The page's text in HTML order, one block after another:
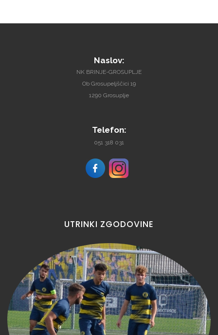
Naslov:
NK BRINJE-GROSUPLJE
Ob Grosupeljščici 19
1290 Grosuplje
Telefon:
051 318 031
UTRINKI ZGODOVINE